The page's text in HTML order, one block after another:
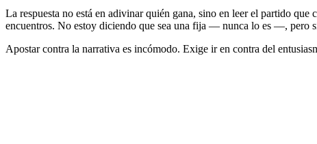
La respuesta no está en adivinar quién gana, sino en leer el partido que
encuentros. No estoy diciendo que sea una fija — nunca lo es —, pero
Apostar contra la narrativa es incómodo. Exige ir en contra del